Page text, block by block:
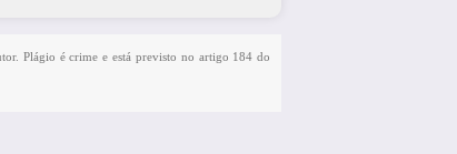
Plágio é crime e está previsto no artigo 184 do